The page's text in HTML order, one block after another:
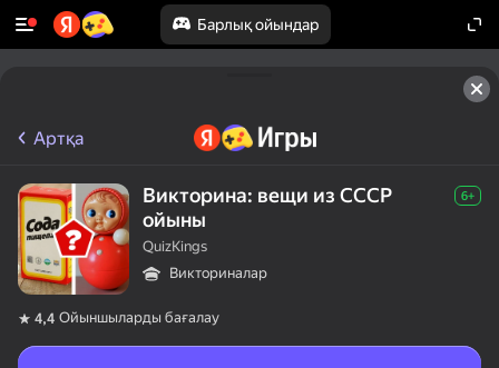
Барлық ойындар
Артқа
Викторина: вещи из СССР
ойыны
6+
QuizKings
Викториналар
4,4 Ойыншыларды бағалау